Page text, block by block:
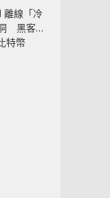
離線「冷
黑客已
特幣